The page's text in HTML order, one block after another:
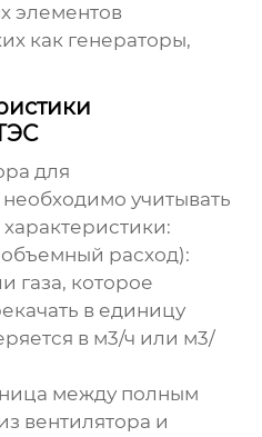
элементов
как генераторы,
для
необходимо учитывать
расход):
газа, которое
в единицу
в м3/ч или м3/
между полным
вентилятора и